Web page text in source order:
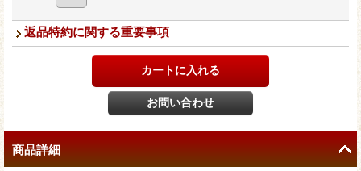
返品特約に関する重要事項
商品詳細